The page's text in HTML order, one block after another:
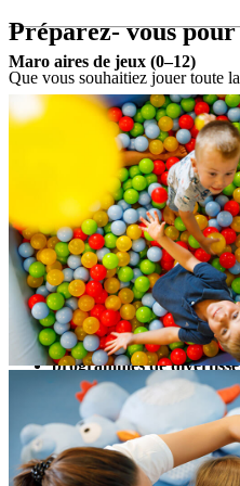
Préparez- vous
Que vous souhaitiez jouer toute
Installations familiales
salles de jeu Maro– Maro
Maro Smart Play– aire
Game Lounge–
Teen Hangout– espace
installations de
plages et piscines
Maro Garden– conçu
Programmes pour la famille
programmes de
jeux et programmes–
programmes
cinéma en plein air–
films d’animation et
Maro aires de jeux (0–12)